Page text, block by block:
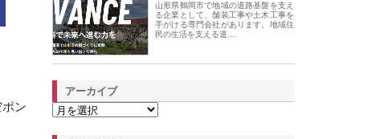
ン
山形県鶴岡市で地域の道路基盤を支え
る企業として、舗装工事や土木工事を
手がける専門会社があります。地域住
民の生活を支える道…
アーカイブ